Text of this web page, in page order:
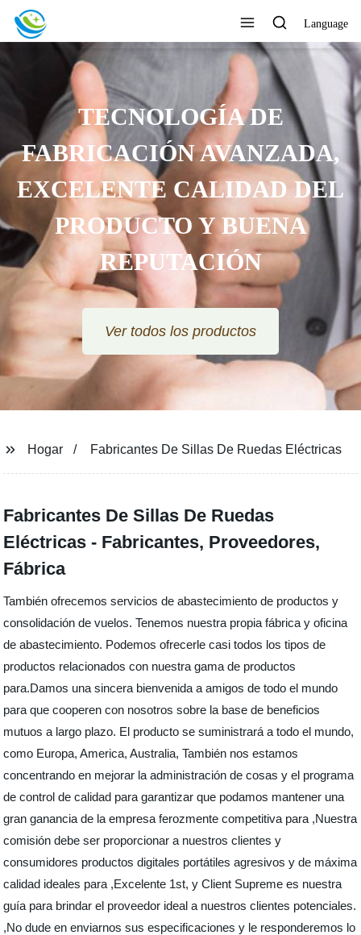
Language
TECNOLOGÍA DE
FABRICACIÓN AVANZADA,
EXCELENTE CALIDAD DEL
PRODUCTO Y BUENA
REPUTACIÓN
Ver todos los productos
Hogar Fabricantes De Sillas De Ruedas Eléctricas
Fabricantes De Sillas De Ruedas
Eléctricas - Fabricantes, Proveedores,
Fábrica
También ofrecemos servicios de abastecimiento de productos y
consolidación de vuelos. Tenemos nuestra propia fábrica y oficina
de abastecimiento. Podemos ofrecerle casi todos los tipos de
productos relacionados con nuestra gama de productos
para.Damos una sincera bienvenida a amigos de todo el mundo
para que cooperen con nosotros sobre la base de beneficios
mutuos a largo plazo. El producto se suministrará a todo el mundo,
como Europa, America, Australia, También nos estamos
concentrando en mejorar la administración de cosas y el programa
de control de calidad para garantizar que podamos mantener una
gran ganancia de la empresa ferozmente competitiva para ,Nuestra
comisión debe ser proporcionar a nuestros clientes y
consumidores productos digitales portátiles agresivos y de máxima
calidad ideales para ,Excelente 1st, y Client Supreme es nuestra
guía para brindar el proveedor ideal a nuestros clientes potenciales.
,No dude en enviarnos sus especificaciones y le responderemos lo